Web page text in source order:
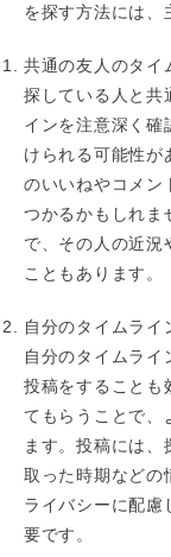
を探す方法には、
共通の友人のタイ
探している人と共
インを注意深く確
けられる可能性が
のいいねやコメン
つかるかもしれま
で、その人の近況
こともあります。
自分のタイムライ
自分のタイムライ
投稿をすることも
てもらうことで、
ます。投稿には
取った時期などの
ライバシーに配慮
要です。